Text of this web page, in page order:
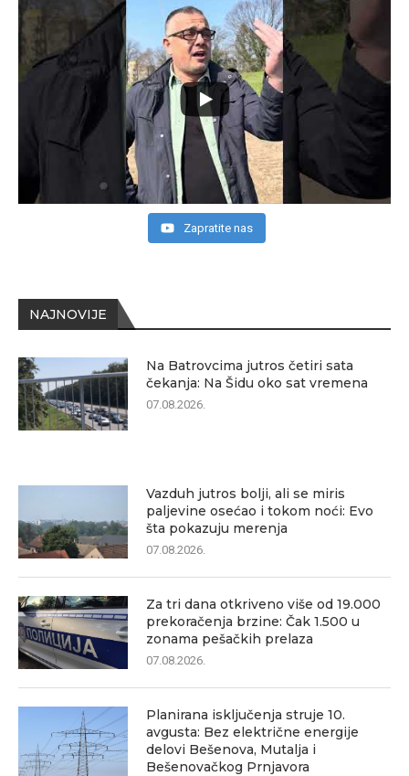
NAJNOVIJE
Na Batrovcima jutros četiri sata
čekanja: Na Šidu oko sat vremena
07.08.2026.
Vazduh jutros bolji, ali se miris
paljevine osećao i tokom noći: Evo
šta pokazuju merenja
07.08.2026.
Za tri dana otkriveno više od 19.000
prekoračenja brzine: Čak 1.500 u
zonama pešačkih prelaza
07.08.2026.
Planirana isključenja struje 10.
avgusta: Bez električne energije
delovi Bešenova, Mutalja i
Bešenovačkog Prnjavora
Zapratite nas